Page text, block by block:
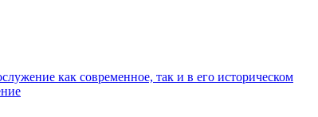
как современное, так и в его историческом